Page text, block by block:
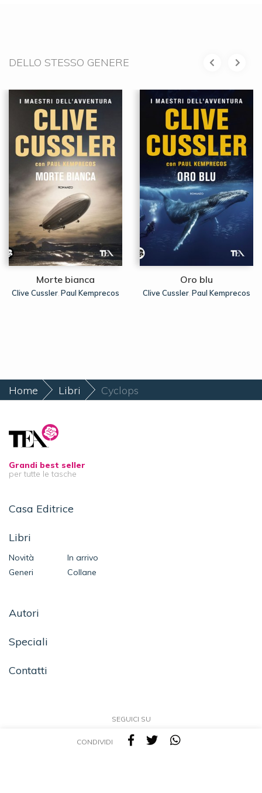
DELLO STESSO GENERE
Morte bianca
Clive Cussler, Paul Kemprecos
Oro blu
Clive Cussler, Paul Kemprecos
CONDIVIDI
Home Libri Cyclops
Grandi best seller
per tutte le tasche
Casa Editrice
Libri
Novità
In arrivo
Generi
Collane
Autori
Speciali
Contatti
SEGUICI SU